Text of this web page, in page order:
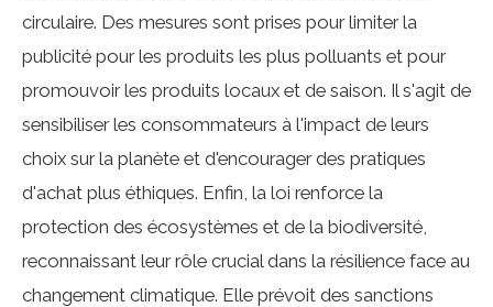
circulaire. Des mesures sont prises pour limiter la
publicité pour les produits les plus polluants et pour
promouvoir les produits locaux et de saison. Il s'agit de
sensibiliser les consommateurs à l'impact de leurs
choix sur la planète et d'encourager des pratiques
d'achat plus éthiques. Enfin, la loi renforce la
protection des écosystèmes et de la biodiversité,
reconnaissant leur rôle crucial dans la résilience face au
changement climatique. Elle prévoit des sanctions